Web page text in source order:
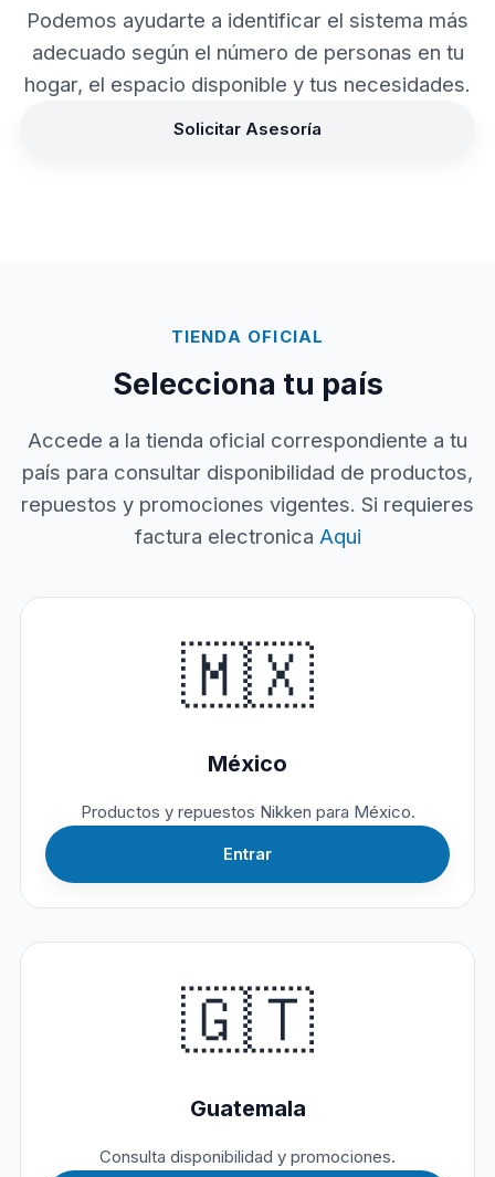
Podemos ayudarte a identificar el sistema más
adecuado según el número de personas en tu
hogar, el espacio disponible y tus necesidades.
Solicitar Asesoría
TIENDA OFICIAL
Selecciona tu país
Accede a la tienda oficial correspondiente a tu
país para consultar disponibilidad de productos,
repuestos y promociones vigentes. Si requieres
factura electronica Aqui
🇲🇽
México
Productos y repuestos Nikken para México.
Entrar
🇬🇹
Guatemala
Consulta disponibilidad y promociones.